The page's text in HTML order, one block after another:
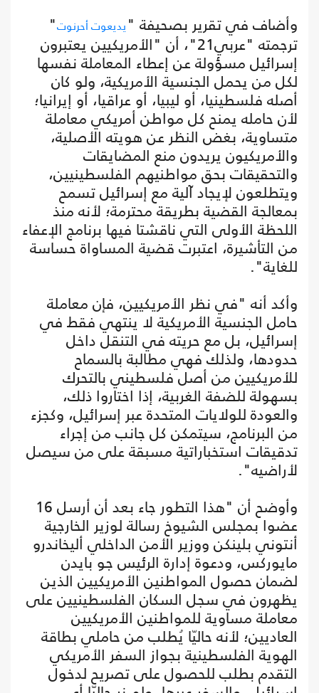
وأضاف في تقرير بصحيفة " يديعوت أحرنوت"
ترجمته "عربي21"، أن "الأمريكيين يعتبرون
إسرائيل مسؤولة عن إعطاء المعاملة نفسها
لكل من يحمل الجنسية الأمريكية، ولو كان
أصله فلسطينيا، أو ليبيا، أو عراقيا، أو إيرانيا؛
لأن حامله يمنح كل مواطن أمريكي معاملة
متساوية، بغض النظر عن هويته الأصلية،
والأمريكيون يريدون منع المضايقات
والتحقيقات بحق مواطنيهم الفلسطينيين،
ويتطلعون لإيجاد آلية مع إسرائيل تسمح
بمعالجة القضية بطريقة محترمة؛ لأنه منذ
اللحظة الأولى التي ناقشتا فيها برنامج الإعفاء
من التأشيرة، اعتبرت قضية المساواة حساسة
للغاية".
وأكد أنه "في نظر الأمريكيين، فإن معاملة
حامل الجنسية الأمريكية لا ينتهي فقط في
إسرائيل، بل مع حريته في التنقل داخل
حدودها، ولذلك فهي مطالبة بالسماح
للأمريكيين من أصل فلسطيني بالتحرك
بسهولة للضفة الغربية، إذا اختاروا ذلك،
والعودة للولايات المتحدة عبر إسرائيل، وكجزء
من البرنامج، سيتمكن كل جانب من إجراء
تدقيقات استخباراتية مسبقة على من سيصل
لأراضيه".
وأوضح أن "هذا التطور جاء بعد أن أرسل 16
عضوا بمجلس الشيوخ رسالة لوزير الخارجية
أنتوني بلينكن ووزير الأمن الداخلي أليخاندرو
مايوركس، ودعوة إدارة الرئيس جو بايدن
لضمان حصول المواطنين الأمريكيين الذين
يظهرون في سجل السكان الفلسطينيين على
معاملة مساوية للمواطنين الأمريكيين
العاديين؛ لأنه حاليّا يُطلب من حاملي بطاقة
الهوية الفلسطينية بجواز السفر الأمريكي
التقدم بطلب للحصول على تصريح لدخول